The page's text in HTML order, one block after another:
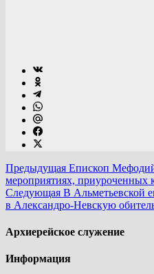
Предыдущая Епископ
мероприятиях, приуроченных
Следующая В Альметьевской
в Александро-Невскую
Архиерейское служение
Информация